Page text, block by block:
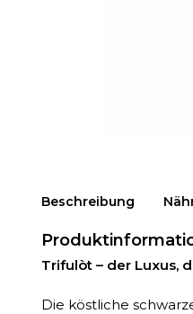
Beschreibung
Trifulòt – der Luxus,
Die köstliche